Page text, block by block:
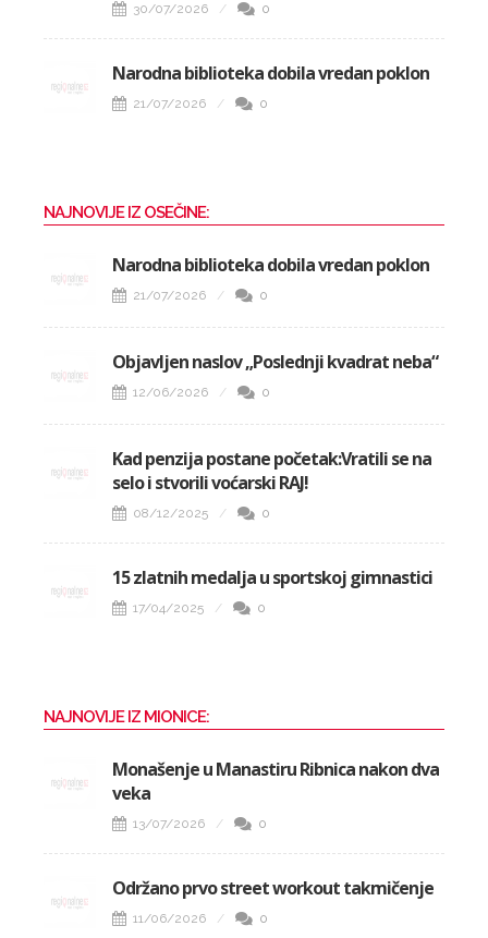
30/07/2026 0
Narodna biblioteka dobila vredan poklon
21/07/2026 0
NAJNOVIJE IZ OSEČINE:
Narodna biblioteka dobila vredan poklon
21/07/2026 0
Objavljen naslov „Poslednji kvadrat neba“
12/06/2026 0
Kad penzija postane početak:Vratili se na
selo i stvorili voćarski RAJ!
08/12/2025 0
15 zlatnih medalja u sportskoj gimnastici
17/04/2025 0
NAJNOVIJE IZ MIONICE:
Monašenje u Manastiru Ribnica nakon dva
veka
13/07/2026 0
Održano prvo street workout takmičenje
11/06/2026 0